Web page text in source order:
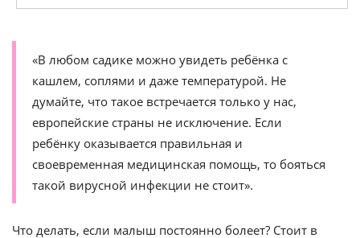
«В любом садике можно увидеть ребёнка с
кашлем, соплями и даже температурой. Не
думайте, что такое встречается только у нас,
европейские страны не исключение. Если
ребёнку оказывается правильная и
своевременная медицинская помощь, то бояться
такой вирусной инфекции не стоит».
Что делать, если малыш постоянно болеет? Стоит в